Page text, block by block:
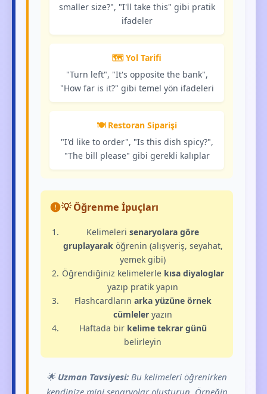
smaller size?", "I'll take this" gibi pratik
ifadeler
🗺️ Yol Tarifi
"Turn left", "It's opposite the bank",
"How far is it?" gibi temel yön ifadeleri
🍽️ Restoran Siparişi
"I'd like to order", "Is this dish spicy?",
"The bill please" gibi gerekli kalıplar
💡 Öğrenme İpuçları
Kelimelerisenaryolara göre
gruplayaraköğrenin (alışveriş, seyahat,
yemek gibi)
Öğrendiğiniz kelimelerle kısa diyaloglar
yazıp pratik yapın
Flashcardların arka yüzüne örnek
cümleler yazın
Haftada bir kelime tekrar günü
belirleyin
🌟 Uzman Tavsiyesi: Bu kelimeleri öğrenirken